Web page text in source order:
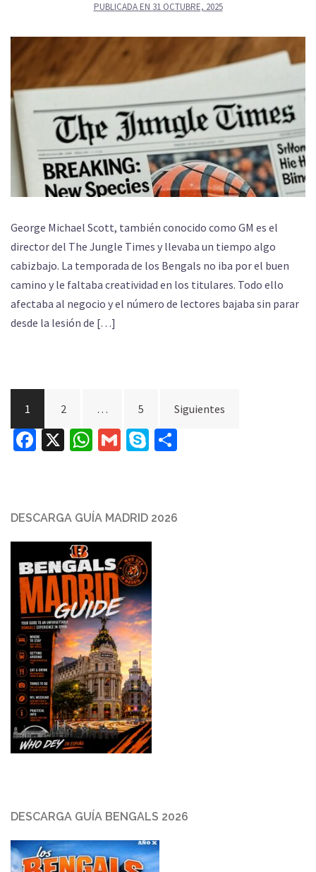
PUBLICADA EN 31 OCTUBRE, 2025
George Michael Scott, también conocido como GM es el
director del The Jungle Times y llevaba un tiempo algo
cabizbajo. La temporada de los Bengals no iba por el buen
camino y le faltaba creatividad en los titulares. Todo ello
afectaba al negocio y el número de lectores bajaba sin parar
desde la lesión de […]
de
entradas
1 2 … 5 Siguientes
Facebook
X WhatsApp
Gmail
Skype
DESCARGA GUÍA MADRID 2026
DESCARGA GUÍA BENGALS 2026